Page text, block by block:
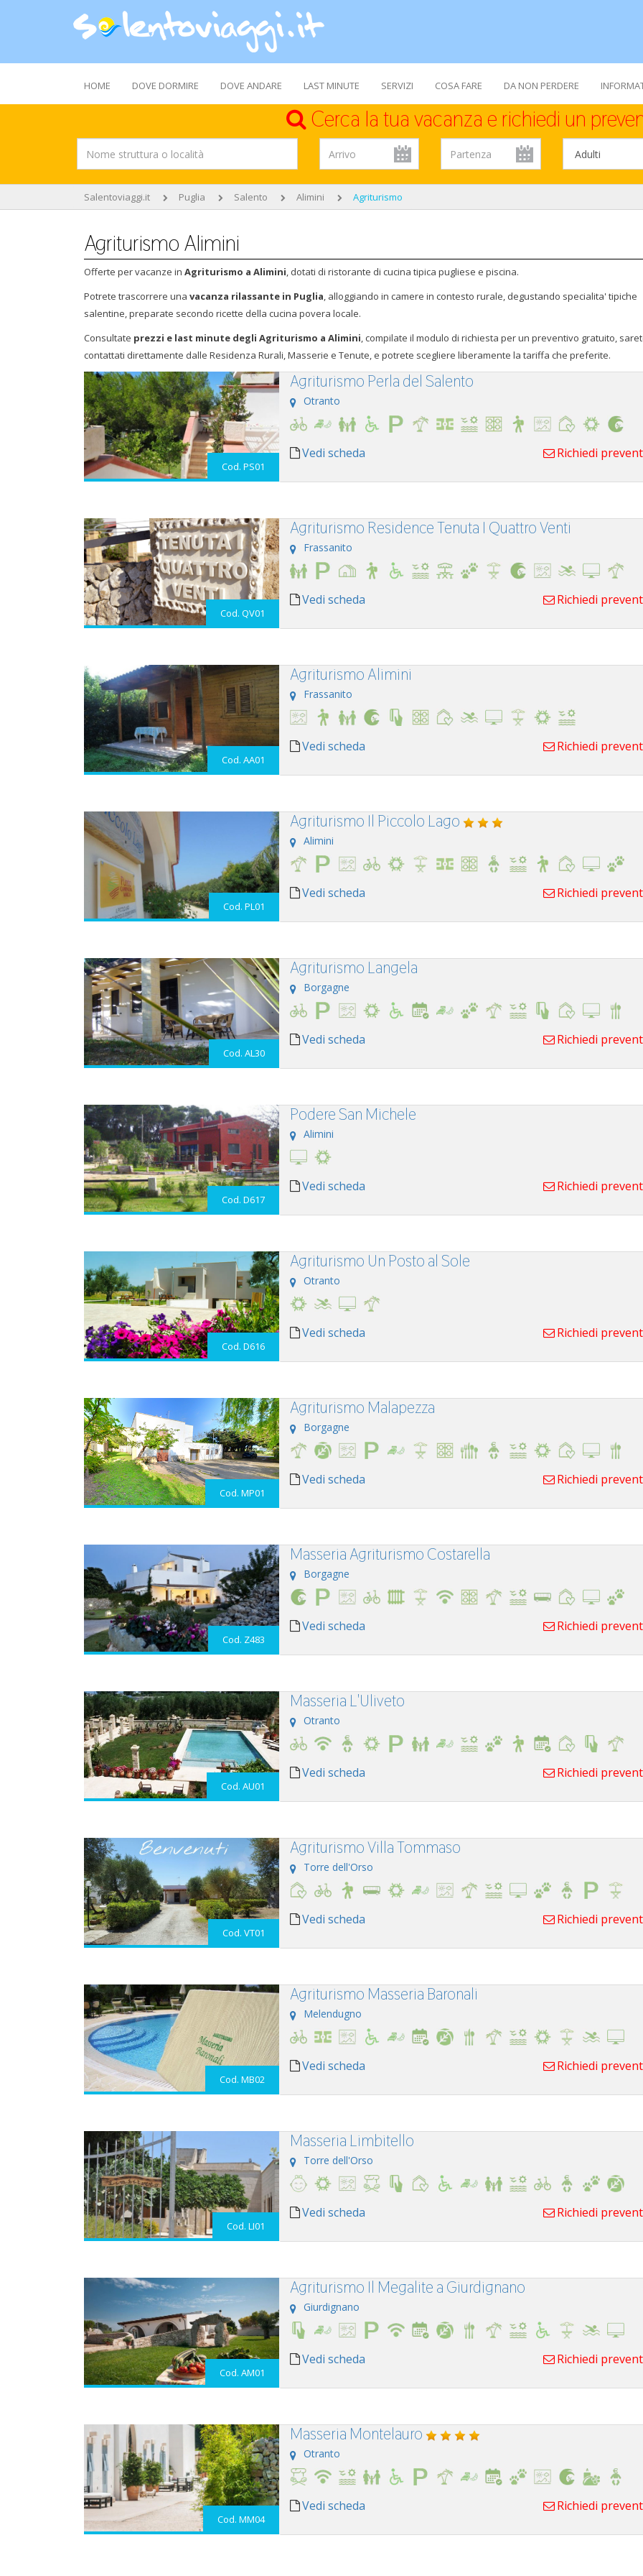
HOME DOVE DORMIRE DOVE ANDARE LAST MINUTE SERVIZI COSA FARE DA NON PERDERE
Cerca la tua vacanza e richiedi un
Salentoviaggi.it Puglia Salento Alimini Agriturismo
Agriturismo Alimini
Offerte per vacanze in Agriturismo a Alimini, dotati di ristorante di cucina tipica pugliese e piscina.
Potrete trascorrere una vacanza rilassante in Puglia, alloggiando in camere in contesto rurale, degustando specialita' tipiche
salentine, preparate secondo ricette della cucina povera locale.
Consultate prezzi e last minute degli Agriturismo a Alimini, compilate il modulo di richiesta per un preventivo gratuito,
contattati direttamente dalle Residenza Rurali, Masserie e Tenute, e potrete scegliere liberamente la tariffa che preferite.
Cod. PS01
Agriturismo Perla del Salento
Otranto
Vedi scheda Richiedi
Cod. QV01
Agriturismo Residence Tenuta I Quattro Venti
Frassanito
Vedi scheda Richiedi
Cod. AA01
Agriturismo Alimini
Frassanito
Vedi scheda Richiedi
Cod. PL01
Agriturismo Il Piccolo Lago
Alimini
Vedi scheda Richiedi
Cod. AL30
Agriturismo Langela
Borgagne
Vedi scheda Richiedi
Cod. D617
Podere San Michele
Alimini
Vedi scheda Richiedi
Cod. D616
Agriturismo Un Posto al Sole
Otranto
Vedi scheda Richiedi
Cod. MP01
Agriturismo Malapezza
Borgagne
Vedi scheda Richiedi
Cod. Z483
Masseria Agriturismo Costarella
Borgagne
Vedi scheda Richiedi
Cod. AU01
Masseria L'Uliveto
Otranto
Vedi scheda Richiedi
Cod. VT01
Agriturismo Villa Tommaso
Torre dell'Orso
Vedi scheda Richiedi
Cod. MB02
Agriturismo Masseria Baronali
Melendugno
Vedi scheda Richiedi
Cod. LI01
Masseria Limbitello
Torre dell'Orso
Vedi scheda Richiedi
Cod. AM01
Agriturismo Il Megalite a Giurdignano
Giurdignano
Vedi scheda Richiedi
Cod. MM04
Masseria Montelauro
Otranto
Vedi scheda Richiedi